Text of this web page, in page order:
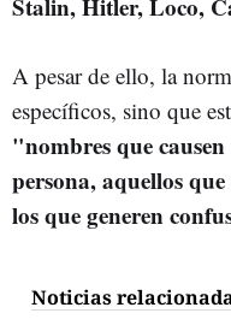
Stalin, Hitler, Loco,
A pesar de ello, la
específicos, sino que
"nombres que
persona, aquellos
los que generen
Noticias